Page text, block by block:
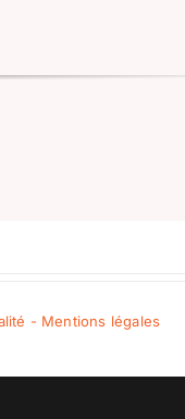
- Mentions légales